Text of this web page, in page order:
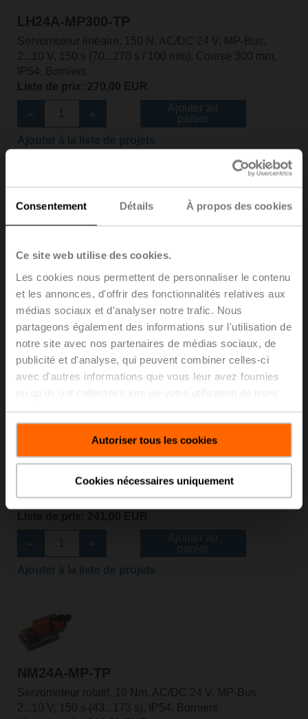
Consentement Détails À propos des cookies
Ce site web utilise des cookies.
Les cookies nous permettent de personnaliser le contenu
et les annonces, d'offrir des fonctionnalités relatives aux
médias sociaux et d'analyser notre trafic. Nous
partageons également des informations sur l'utilisation de
notre site avec nos partenaires de médias sociaux, de
publicité et d'analyse, qui peuvent combiner celles-ci
avec d'autres informations que vous leur avez fournies
Autoriser tous les cookies
Cookies nécessaires uniquement
LH24A-MP300-TP
Servomoteur linéaire, 150 N, AC/DC 24 V, MP-Bus,
2...10 V, 150 s (70...270 s / 100 mm), Course 300 mm,
IP54, Borniers
Liste de prix: 270,00 EUR
2...10 V, 150 s (70...270 s / 100 mm), Course 60 mm,
IP54, Borniers
Liste de prix: 255,00 EUR
Ajouter au
panier
Ajouter à la liste de projets
LM24A-MP-TP
Servomoteur rotatif, 5 Nm, AC/DC 24 V, MP-Bus,
2...10 V, 150 s (35...150 s), IP54, Borniers
NM24A-MP-TP
Servomoteur rotatif, 10 Nm, AC/DC 24 V, MP-Bus,
2...10 V, 150 s (43...173 s), IP54, Borniers